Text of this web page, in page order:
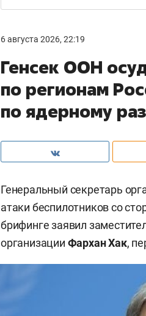
6 августа 2026, 22:19
Генсек ООН
по регионам
по ядерному
Генеральный секретарь
атаки беспилотников со
брифинге заявил
организации Фархан Хак,